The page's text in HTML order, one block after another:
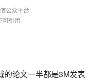
的论文一半都是3M发表